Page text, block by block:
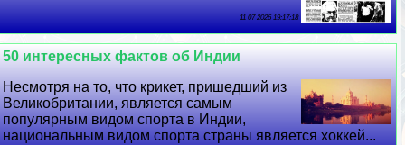
11 07 2026 19:17:18
50 интересных фактов об Индии
Несмотря на то, что крикет, пришедший из
Великобритании, является самым
популярным видом спорта в Индии,
национальным видом спорта страны является хоккей...